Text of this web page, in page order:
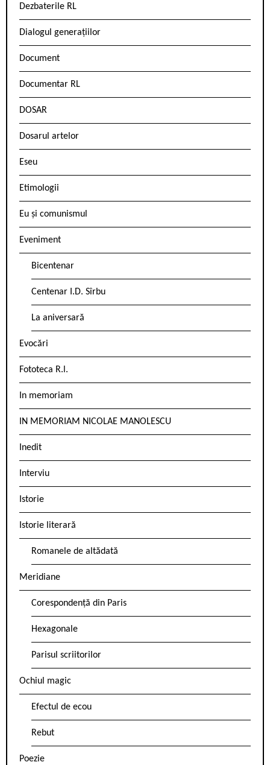
Dezbaterile RL
Dialogul generațiilor
Document
Documentar RL
DOSAR
Dosarul artelor
Eseu
Etimologii
Eu și comunismul
Eveniment
Bicentenar
Centenar I.D. Sîrbu
La aniversară
Evocări
Fototeca R.l.
In memoriam
IN MEMORIAM NICOLAE MANOLESCU
Inedit
Interviu
Istorie
Istorie literară
Romanele de altădată
Meridiane
Corespondență din Paris
Hexagonale
Parisul scriitorilor
Ochiul magic
Efectul de ecou
Rebut
Poezie